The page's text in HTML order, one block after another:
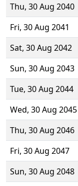
Thu, 30 Aug 2040
Fri, 30 Aug 2041
Sat, 30 Aug 2042
Sun, 30 Aug 2043
Tue, 30 Aug 2044
Wed, 30 Aug 2045
Thu, 30 Aug 2046
Fri, 30 Aug 2047
Sun, 30 Aug 2048